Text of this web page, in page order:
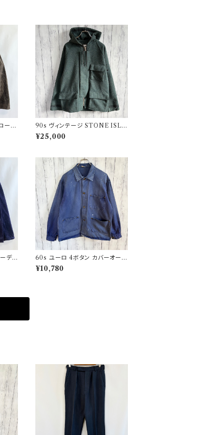
ーデ
90s ヴィンテージ STONE ISLA
ND ウールジャケット ストーンア
イランド グリーンエッジ
¥25,000
デュ
60s ユーロ 4ボタン カバーオール
ワークジャケット 月桂樹ボタン ヴ
ィンテージ
¥10,780